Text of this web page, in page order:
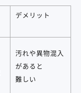
デメリット
汚れや異物混入
があると
難しい